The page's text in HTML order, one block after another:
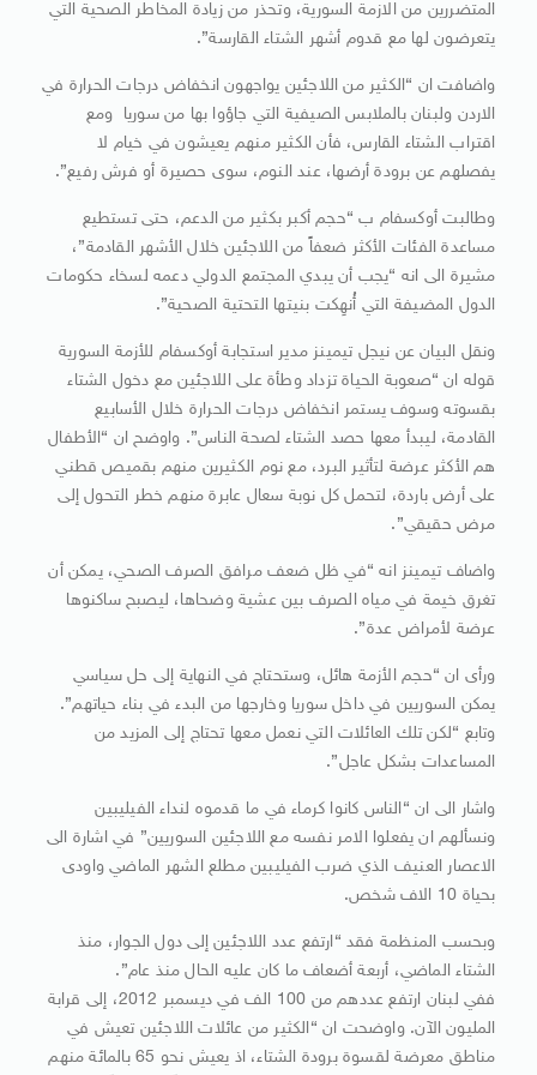
المتضررين من الازمة السورية، وتحذر من زيادة المخاطر الصحية التي
يتعرضون لها مع قدوم أشهر الشتاء القارسة”.
واضافت ان “الكثير من اللاجئين يواجهون انخفاض درجات الحرارة في
الاردن ولبنان بالملابس الصيفية التي جاؤوا بها من سوريا ومع
اقتراب الشتاء القارس، فأن الكثير منهم يعيشون في خيام لا
يفصلهم عن برودة أرضها، عند النوم، سوى حصيرة أو فرش رفيع”.
وطالبت أوكسفام ب “حجم أكبر بكثير من الدعم، حتى تستطيع
مساعدة الفئات الأكثر ضعفاً من اللاجئين خلال الأشهر القادمة”،
مشيرة الى انه “يجب أن يبدي المجتمع الدولي دعمه لسخاء حكومات
الدول المضيفة التي أُنهِكت بنيتها التحتية الصحية”.
ونقل البيان عن نيجل تيمينز مدير استجابة أوكسفام للأزمة السورية
قوله ان “صعوبة الحياة تزداد وطأة على اللاجئين مع دخول الشتاء
بقسوته وسوف يستمر انخفاض درجات الحرارة خلال الأسابيع
القادمة، ليبدأ معها حصد الشتاء لصحة الناس”. واوضح ان “الأطفال
هم الأكثر عرضة لتأثير البرد، مع نوم الكثيرين منهم بقميص قطني
على أرض باردة، لتحمل كل نوبة سعال عابرة منهم خطر التحول إلى
مرض حقيقي”.
واضاف تيمينز انه “في ظل ضعف مرافق الصرف الصحي، يمكن أن
تغرق خيمة في مياه الصرف بين عشية وضحاها، ليصبح ساكنوها
عرضة لأمراض عدة”.
ورأى ان “حجم الأزمة هائل، وستحتاج في النهاية إلى حل سياسي
يمكن السوريين في داخل سوريا وخارجها من البدء في بناء حياتهم”.
وتابع “لكن تلك العائلات التي نعمل معها تحتاج إلى المزيد من
المساعدات بشكل عاجل”.
واشار الى ان “الناس كانوا كرماء في ما قدموه لنداء الفيليبين
ونسألهم ان يفعلوا الامر نفسه مع اللاجئين السوريين” في اشارة الى
الاعصار العنيف الذي ضرب الفيليبين مطلع الشهر الماضي واودى
بحياة 10 الاف شخص.
وبحسب المنظمة فقد “ارتفع عدد اللاجئين إلى دول الجوار، منذ
الشتاء الماضي، أربعة أضعاف ما كان عليه الحال منذ عام”.
ففي لبنان ارتفع عددهم من 100 الف في ديسمبر 2012، إلى قرابة
المليون الآن. واوضحت ان “الكثير من عائلات اللاجئين تعيش في
مناطق معرضة لقسوة برودة الشتاء، اذ يعيش نحو 65 بالمائة منهم